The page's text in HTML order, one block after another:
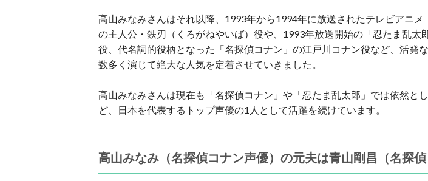
高山みなみさんはそれ以降、1993年から1994年に放送されたテレビアニメ
の主人公・鉄刃（くろがねやいば）役や、1993年放送開始の「忍たま乱太
役、代名詞的役柄となった「名探偵コナン」の江戸川コナン役など、活発
数多く演じて絶大な人気を定着させていきました。
高山みなみさんは現在も「名探偵コナン」や「忍たま乱太郎」では依然と
ど、日本を代表するトップ声優の1人として活躍を続けています。
高山みなみ（名探偵コナン声優）の元夫は青山剛昌（名探偵